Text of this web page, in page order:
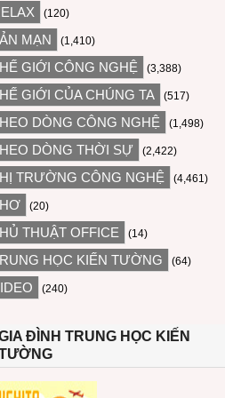
(120)
MẠN (1,410)
GIỚI CÔNG NGHỆ (3,388)
GIỚI CỦA CHÚNG TA (517)
DÒNG CÔNG NGHỆ (1,498)
DÒNG THỜI SỰ (2,422)
TRƯỜNG CÔNG NGHỆ (4,461)
(20)
THUẬT OFFICE (14)
HỌC KIẾN TƯỜNG (64)
(240)
ĐÌNH TRUNG HỌC KIẾN